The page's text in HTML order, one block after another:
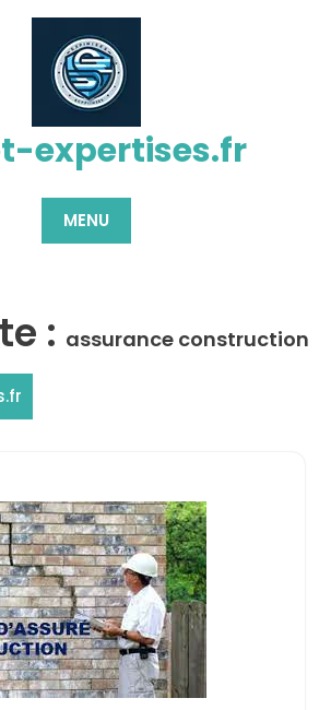
expertises.fr
MENU
: assurance construction